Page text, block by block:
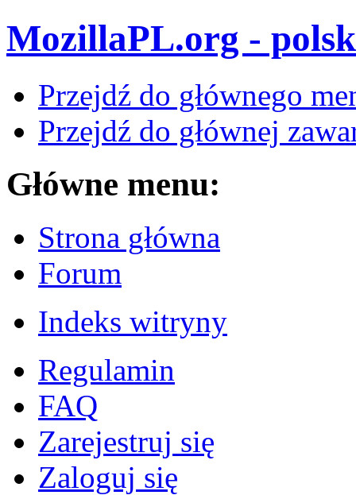
MozillaPL.org -
Przejdź do głównego
Przejdź do głównej
Główne menu:
Strona główna
Forum
Indeks witryny
Regulamin
FAQ
Zarejestruj się
Zaloguj się